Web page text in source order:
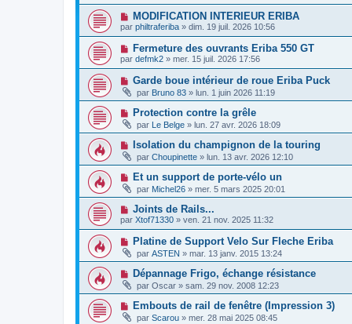
MODIFICATION INTERIEUR ERIBA
par philtraferiba » dim. 19 juil. 2026 10:56
Fermeture des ouvrants Eriba 550 GT
par defmk2 » mer. 15 juil. 2026 17:56
Garde boue intérieur de roue Eriba Puck
par Bruno 83 » lun. 1 juin 2026 11:19
Protection contre la grêle
par Le Belge » lun. 27 avr. 2026 18:09
Isolation du champignon de la touring
par Choupinette » lun. 13 avr. 2026 12:10
Et un support de porte-vélo un
par Michel26 » mer. 5 mars 2025 20:01
Joints de Rails...
par Xtof71330 » ven. 21 nov. 2025 11:32
Platine de Support Velo Sur Fleche Eriba
par ASTEN » mar. 13 janv. 2015 13:24
Dépannage Frigo, échange résistance
par Oscar » sam. 29 nov. 2008 12:23
Embouts de rail de fenêtre (Impression 3)
par Scarou » mer. 28 mai 2025 08:45